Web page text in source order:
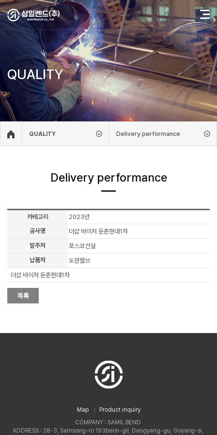
QUALITY
QUALITY Delivery performance
Delivery performance
카테고리
2023년
공사명
더샵 바이저 둔촌현대1차
발주처
포스코건설
납품처
도원밸브
더샵 바이저 둔촌현대1차
Map
Product inquiry
COMPANY : SAMIL BEND
ADDRESS : 28-3, Samsong-ro 193beon-gil, Deogyang-gu, Goyang-si,